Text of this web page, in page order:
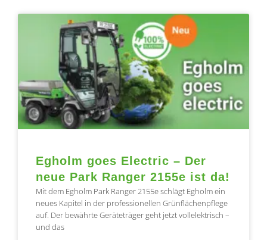
Egholm goes Electric – Der
neue Park Ranger 2155e ist da!
Mit dem Egholm Park Ranger 2155e schlägt Egholm ein
neues Kapitel in der professionellen Grünflächenpflege
auf. Der bewährte Geräteträger geht jetzt vollelektrisch –
und das